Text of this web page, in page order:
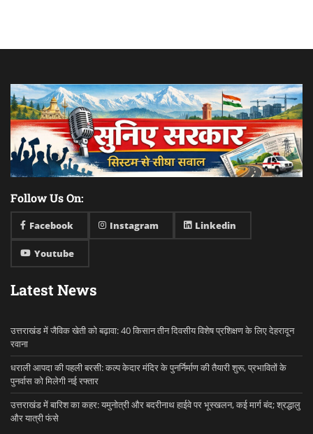
Follow Us On:
Facebook Instagram Linkedin
Youtube
Latest News
उत्तराखंड में जैविक खेती को बढ़ावा: 40 किसान तीन दिवसीय विशेष प्रशिक्षण के लिए देहरादून
रवाना
धराली आपदा की पहली बरसी: कल्प केदार मंदिर के पुनर्निर्माण की तैयारी शुरू, प्रभावितों के
पुनर्वास को मिलेगी नई रफ्तार
उत्तराखंड में बारिश का कहर: यमुनोत्री और बदरीनाथ हाईवे पर भूस्खलन, कई मार्ग बंद; श्रद्धालु
और यात्री फंसे